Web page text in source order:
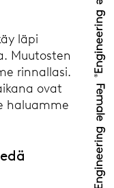
läpi
Muutosten
rinnallasi.
ovat
haluamme